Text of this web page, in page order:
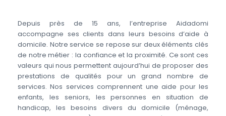
Depuis près de 15 ans, l’entreprise Aidadomi
accompagne ses clients dans leurs besoins d’aide à
domicile. Notre service se repose sur deux éléments clés
de notre métier : la confiance et la proximité. Ce sont ces
valeurs qui nous permettent aujourd’hui de proposer des
prestations de qualités pour un grand nombre de
services. Nos services comprennent une aide pour les
enfants, les seniors, les personnes en situation de
handicap, les besoins divers du domicile (ménage,